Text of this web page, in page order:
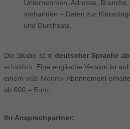
Unternehmen, Adresse,
vorhanden – Daten zur
und Durchsatz.
Die Studie ist in deutscher Sprache
erhältlich . Eine englische Version ist
einem w&b MonitorAbonnement
ab 600,– Euro.
Ihr Ansprechpartner: